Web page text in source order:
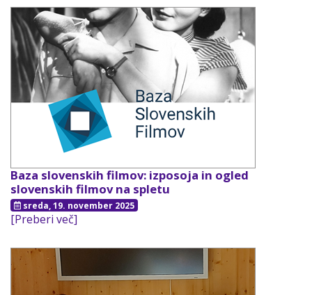
Baza slovenskih filmov: izposoja in ogled
slovenskih filmov na spletu
sreda, 19. november 2025
[Preberi več]